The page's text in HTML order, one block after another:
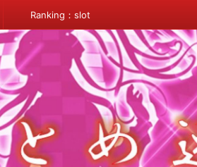
Ranking：slot